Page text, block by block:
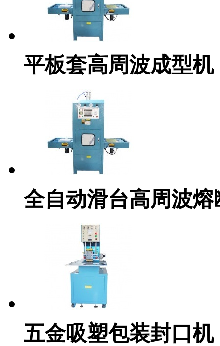
平板套高周波成型机
全自动滑台高周波熔
五金吸塑包装封口机